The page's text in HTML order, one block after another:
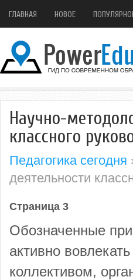
ГЛАВНАЯ НОВОЕ
Научно-
классного
Педагогика сегодня
деятельности
Страница 3
Обозначенные
активно
коллективом,